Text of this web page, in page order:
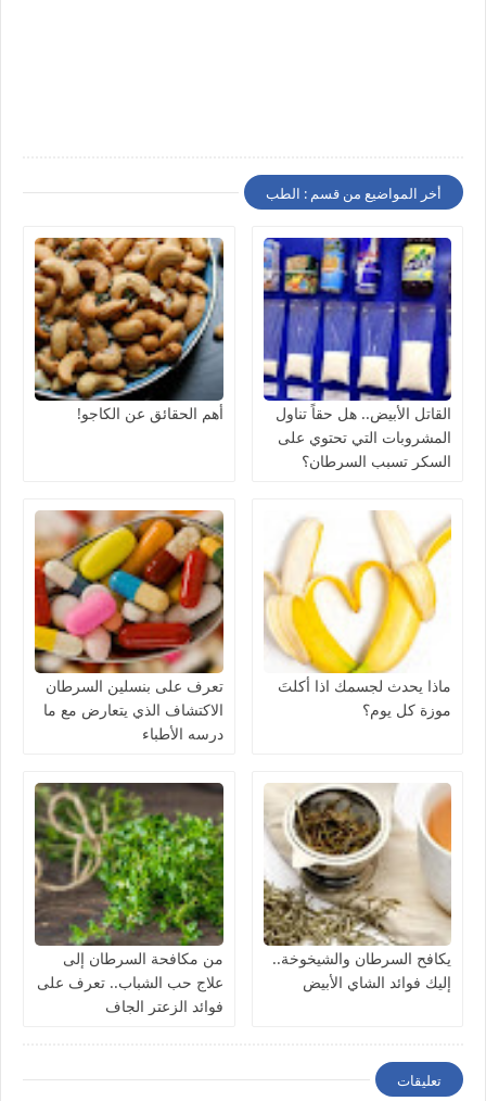
أخر المواضيع من قسم : الطب
القاتل الأبيض.. هل حقاً تناول
المشروبات التي تحتوي على
السكر تسبب السرطان؟
أهم الحقائق عن الكاجو!
ماذا يحدث لجسمك اذا أكلتَ
موزة كل يوم؟
تعرف على بنسلين السرطان
الاكتشاف الذي يتعارض مع ما
درسه الأطباء
يكافح السرطان والشيخوخة..
إليك فوائد الشاي الأبيض
من مكافحة السرطان إلى
علاج حب الشباب.. تعرف على
فوائد الزعتر الجاف
تعليقات